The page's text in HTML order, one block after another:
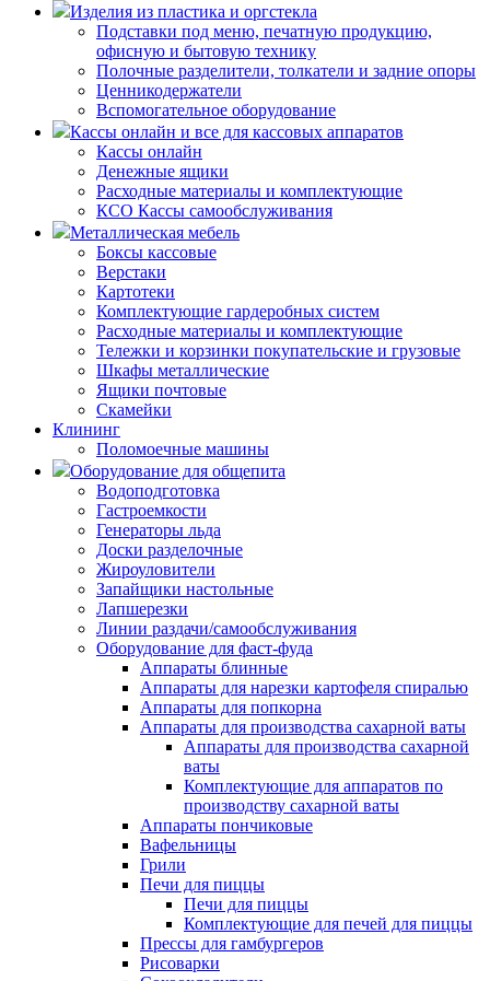
Изделия из пластика и оргстекла
Подставки под меню, печатную продукцию,
офисную и бытовую технику
Полочные разделители, толкатели и задние опоры
Ценникодержатели
Вспомогательное оборудование
Кассы онлайн и все для кассовых аппаратов
Кассы онлайн
Денежные ящики
Расходные материалы и комплектующие
КСО Кассы самообслуживания
Металлическая мебель
Боксы кассовые
Верстаки
Картотеки
Комплектующие гардеробных систем
Расходные материалы и комплектующие
Тележки и корзинки покупательские и грузовые
Шкафы металлические
Ящики почтовые
Скамейки
Клининг
Поломоечные машины
Оборудование для общепита
Водоподготовка
Гастроемкости
Генераторы льда
Доски разделочные
Жироуловители
Запайщики настольные
Лапшерезки
Линии раздачи/самообслуживания
Оборудование для фаст-фуда
Аппараты блинные
Аппараты для нарезки картофеля спиралью
Аппараты для попкорна
Аппараты для производства сахарной ваты
Аппараты для производства сахарной
ваты
Комплектующие для аппаратов по
производству сахарной ваты
Аппараты пончиковые
Вафельницы
Грили
Печи для пиццы
Печи для пиццы
Комплектующие для печей для пиццы
Прессы для гамбургеров
Рисоварки